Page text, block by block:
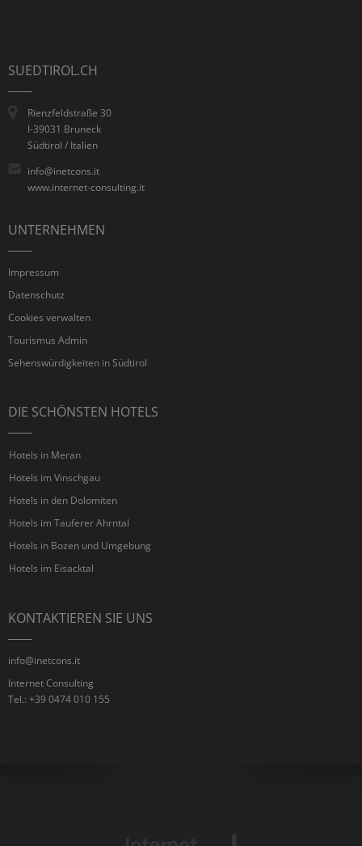
SUEDTIROL.CH
Rienzfeldstraße 30
I-39031 Bruneck
Südtirol / Italien
info@inetcons.it
www.internet-consulting.it
UNTERNEHMEN
Impressum
Datenschutz
Cookies verwalten
Tourismus Admin
Sehenswürdigkeiten in Südtirol
DIE SCHÖNSTEN HOTELS
Hotels in Meran
Hotels im Vinschgau
Hotels in den Dolomiten
Hotels im Tauferer Ahrntal
Hotels in Bozen und Umgebung
Hotels im Eisacktal
KONTAKTIEREN SIE UNS
info@inetcons.it
Internet Consulting
Tel.: +39 0474 010 155